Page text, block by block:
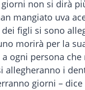
non si dirà
mangiato uva
figli si sono
morirà per la
ogni persona che
allegheranno i
giorni –